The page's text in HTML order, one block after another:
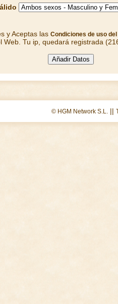
y Aceptas las Condiciones de uso del
Web. Tu ip, quedará registrada
© HGM Network S.L. ||